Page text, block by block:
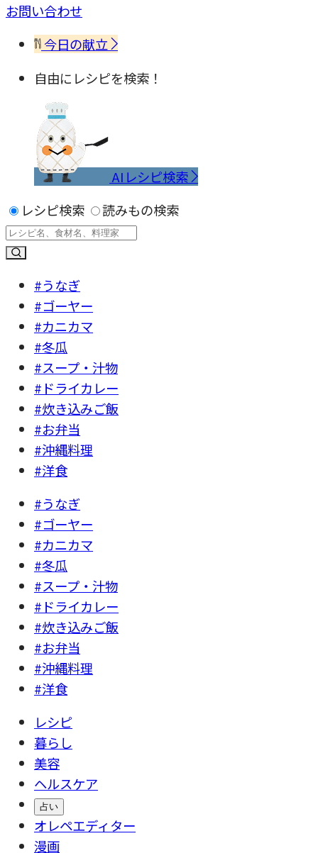
お問い合わせ
今日の献立
自由にレシピを検索！
AIレシピ検索
レシピ検索
読みもの検索
#うなぎ
#ゴーヤー
#カニカマ
#冬瓜
#スープ・汁物
#ドライカレー
#炊き込みご飯
#お弁当
#沖縄料理
#洋食
#うなぎ
#ゴーヤー
#カニカマ
#冬瓜
#スープ・汁物
#ドライカレー
#炊き込みご飯
#お弁当
#沖縄料理
#洋食
レシピ
暮らし
美容
ヘルスケア
占い
オレペエディター
漫画